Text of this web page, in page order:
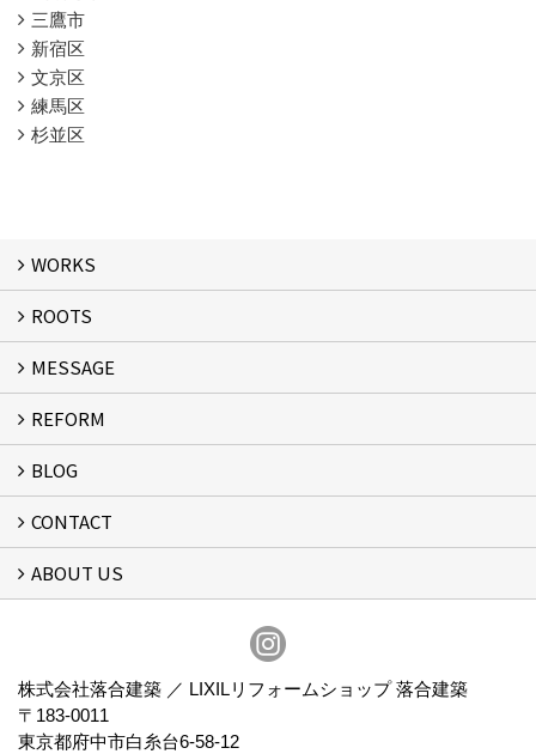
三鷹市
新宿区
文京区
練馬区
杉並区
WORKS
WORKS
ROOTS
ROOTS
MESSAGE
MESSAGE
FLOW
REFORM
リフォーム
BLOG
スタッフブログ
CONTACT
フォームで問い合わせる
ABOUT US
株式会社落合建築 ／ LIXILリフォームショップ 落合建築
〒183-0011
東京都府中市白糸台6-58-12